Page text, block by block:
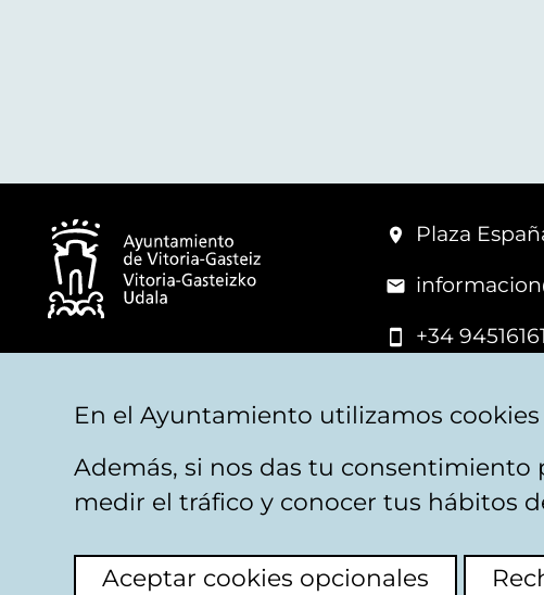
Plaza
+34
Mentions légalesConfidentialité Politica de
En el Ayuntamiento utilizamos
Además, si nos das tu
medir el tráfico y conocer tus hábitos
Aceptar cookies opcionales